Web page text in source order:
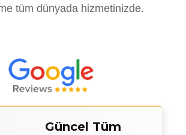
tüm dünyada hizmetinizde.
Güncel Tüm